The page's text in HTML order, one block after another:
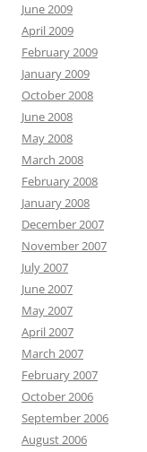
June 2009
April 2009
February 2009
January 2009
October 2008
June 2008
May 2008
March 2008
February 2008
January 2008
December 2007
November 2007
July 2007
June 2007
May 2007
April 2007
March 2007
February 2007
October 2006
September 2006
August 2006